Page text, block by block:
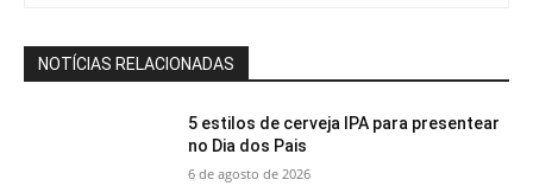
NOTÍCIAS RELACIONADAS
5 estilos de cerveja IPA para presentear
no Dia dos Pais
6 de agosto de 2026